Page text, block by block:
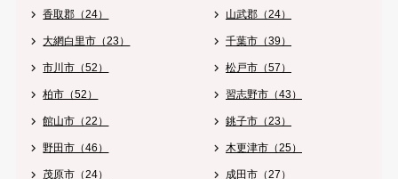
香取郡（24） 山武郡（24）
大網白里市（23） 千葉市（39）
市川市（52） 松戸市（57）
柏市（52） 習志野市（43）
館山市（22） 銚子市（23）
野田市（46） 木更津市（25）
茂原市（24） 成田市（27）